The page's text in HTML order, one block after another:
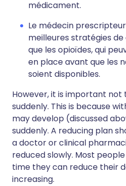
médicament.
Le médecin
meilleures stratégies
que les opioïdes, qui
en place avant que les
soient disponibles.
However, it is important not
suddenly. This is because
may develop (discussed
suddenly. A reducing plan
a doctor or clinical
reduced slowly. Most
time they can reduce their
increasing.